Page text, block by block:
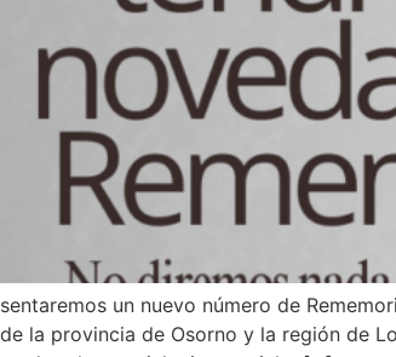
un nuevo número de
la provincia de Osorno y la región de